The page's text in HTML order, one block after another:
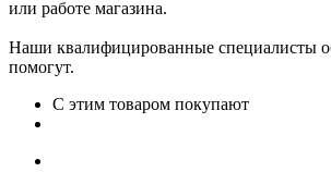
или работе магазина.
Наши квалифицированные специалисты
помогут.
С этим товаром покупают